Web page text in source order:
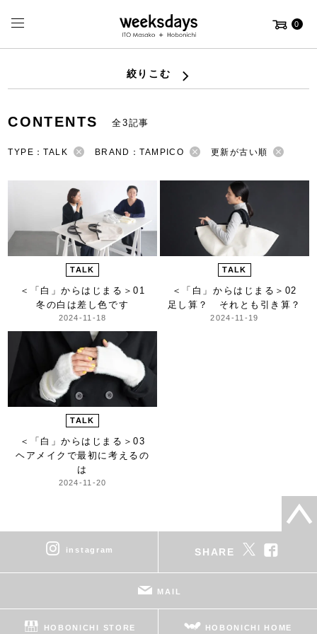
0
絞りこむ
CONTENTS 全3記事
TYPE：TALK BRAND：TAMPICO 更新が古い順
TALK
＜「白」からはじまる＞01
冬の白は差し色です
2024-11-18
TALK
＜「白」からはじまる＞ 02
足し算？ それとも引き算？
2024-11-19
TALK
＜「白」からはじまる＞03
ヘアメイクで最初に考えるの
は
2024-11-20
instagram SHARE
MAIL
HOBONICHI STORE HOBONICHI HOME